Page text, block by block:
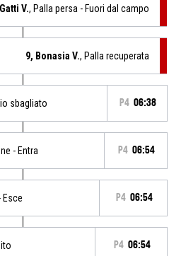
V., Palla persa - Fuori dal campo
9, Bonasia V., Palla recuperata
sbagliato P4 06:38
- Entra P4 06:54
P4 06:54
P4 06:54